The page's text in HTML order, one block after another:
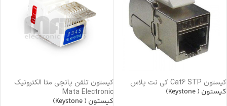
کیستون Cat6 STP کی نت پلاس
کیستون ( Keystone)
کیستون تلفن پانچی متا الکترونیک
Mata Electronic
کیستون ( Keystone)